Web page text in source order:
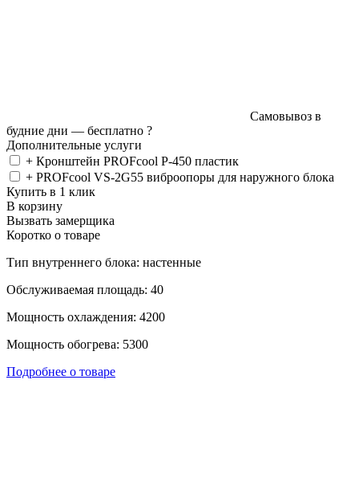
Самовывоз в
будние дни — бесплатно ?
Дополнительные услуги
+ Кронштейн PROFcool P-450 пластик
+ PROFcool VS-2G55 виброопоры для наружного блока
Купить в 1 клик
В корзину
Вызвать замерщика
Коротко о товаре
Тип внутреннего блока: настенные
Обслуживаемая площадь: 40
Мощность охлаждения: 4200
Мощность обогрева: 5300
Подробнее о товаре